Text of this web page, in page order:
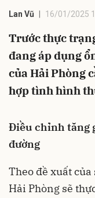
Lan Vũ 16/01/2025
Trước thực
đang áp dụng
của Hải Phòng
hợp tình hình
Điều chỉnh tăng
đường
Theo đề xuất
Hải Phòng sẽ